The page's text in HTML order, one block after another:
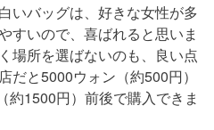
いバッグは、好きな女性が多
すいので、喜ばれると思いま
場所を選ばないのも、良い点
だと5000ウォン（約500円）
約1500円）前後で購入できま